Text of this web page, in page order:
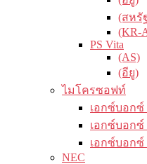
(สหรั
(KR-
PS Vita
(AS)
(อียู)
ไมโครซอฟท์
เอกซ์บอก
เอกซ์บอกซ์
เอกซ์บอกซ์
NEC